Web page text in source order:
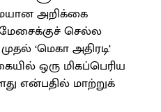
அறிக்கை
செல்ல
‘மெகா அதிரடி’
ஒரு மிகப்பெரிய
என்பதில் மாற்றுக்